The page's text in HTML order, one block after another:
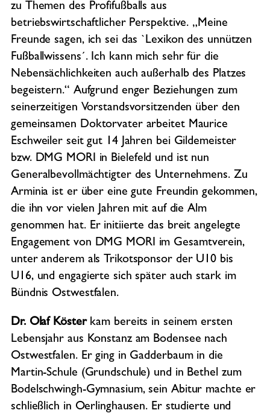
zu Themen des Profifußballs aus
betriebswirtschaftlicher Perspektive. „Meine
Freunde sagen, ich sei das `Lexikon des unnützen
Fußballwissens´. Ich kann mich sehr für die
Nebensächlichkeiten auch außerhalb des Platzes
begeistern.“ Aufgrund enger Beziehungen zum
seinerzeitigen Vorstandsvorsitzenden über den
gemeinsamen Doktorvater arbeitet Maurice
Eschweiler seit gut 14 Jahren bei Gildemeister
bzw. DMG MORI in Bielefeld und ist nun
Generalbevollmächtigter des Unternehmens. Zu
Arminia ist er über eine gute Freundin gekommen,
die ihn vor vielen Jahren mit auf die Alm
genommen hat. Er initiierte das breit angelegte
Engagement von DMG MORI im Gesamtverein,
unter anderem als Trikotsponsor der U10 bis
U16, und engagierte sich später auch stark im
Bündnis Ostwestfalen.
Dr. Olaf Köster kam bereits in seinem ersten
Lebensjahr aus Konstanz am Bodensee nach
Ostwestfalen. Er ging in Gadderbaum in die
Martin-Schule (Grundschule) und in Bethel zum
Bodelschwingh-Gymnasium, sein Abitur machte er
schließlich in Oerlinghausen. Er studierte und